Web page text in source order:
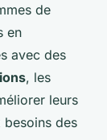
de
en
avec des
, les
leurs
des